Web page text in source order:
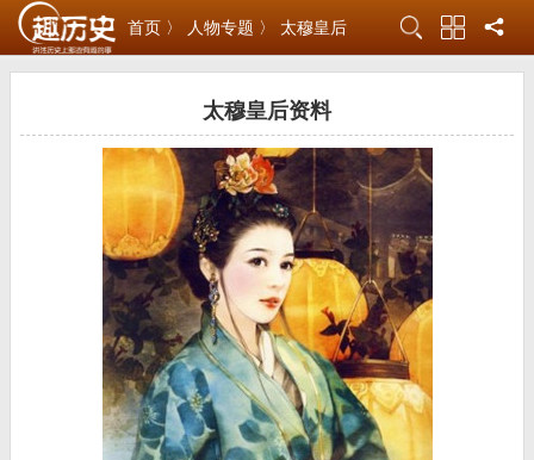
首页 〉 人物专题 〉 太穆皇后
太穆皇后资料